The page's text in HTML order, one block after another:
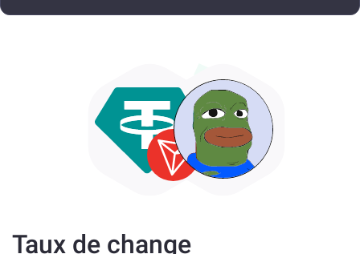
Taux de change